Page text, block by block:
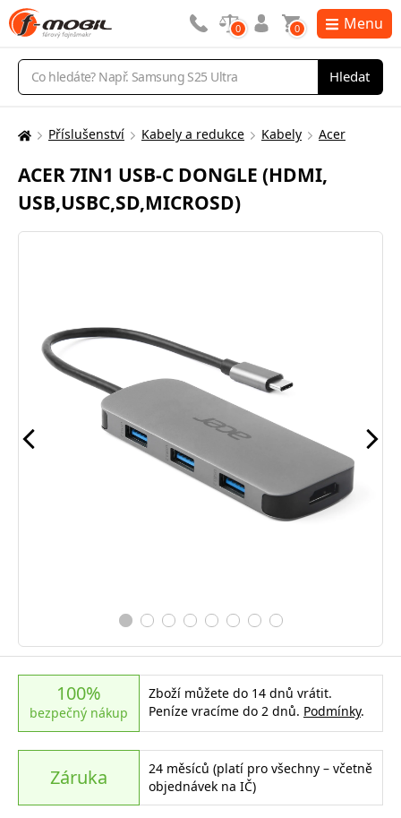
Vyhledávání
Hledat
0 0 Menu
Zde
nacházíte:
Příslušenství Kabely a redukce Kabely Acer
ACER 7IN1 USB-C DONGLE (HDMI,
USB,USBC,SD,MICROSD)
100%
bezpečný nákup
Zboží můžete do 14 dnů vrátit.
Peníze vracíme do 2 dnů. Podmínky.
Záruka
24 měsíců (platí pro všechny – včetně
objednávek na IČ)